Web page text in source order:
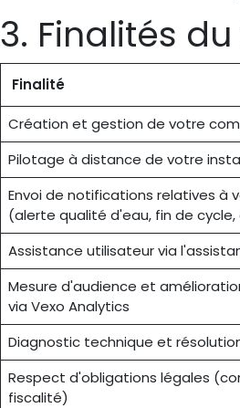
3. Finalités
Finalité
Création et gestion de votre
Pilotage à distance de votre
Envoi de notifications relatives à
(alerte qualité d'eau, fin de cycle,
Assistance utilisateur via
Mesure d'audience et
via Vexo Analytics
Diagnostic technique et
Respect d'obligations légales
fiscalité)